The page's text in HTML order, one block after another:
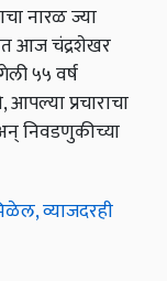
नारळ ज्या
आज चंद्रशेखर
५५ वर्ष
प्रचाराचा
निवडणुकीच्या
व्याजदरही